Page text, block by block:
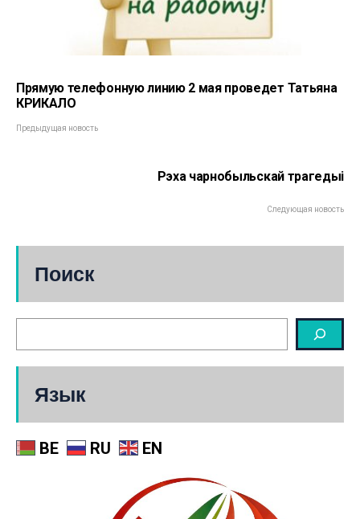
Прямую телефонную линию 2 мая проведет Татьяна
КРИКАЛО
Предыдущая новость
Рэха чарнобыльскай трагедыі
Следующая новость
Поиск
Язык
BE RU EN